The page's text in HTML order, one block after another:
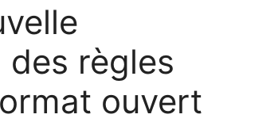
règles
ouvert